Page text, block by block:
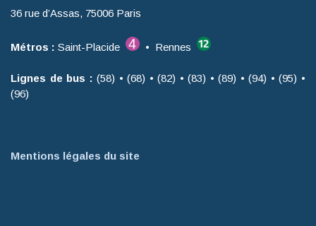
36 rue d’Assas, 75006 Paris
Métros : Saint-Placide • Rennes
Lignes de bus : (58) • (68) • (82) • (83) • (89) • (94) • (95) •
(96)
Mentions légales du site